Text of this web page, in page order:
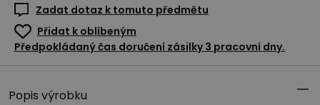
Zadat dotaz k tomuto předmětu
Přidat k oblíbeným
Předpokládaný čas doručení zásilky 3 pracovní dny.
Popis výrobku